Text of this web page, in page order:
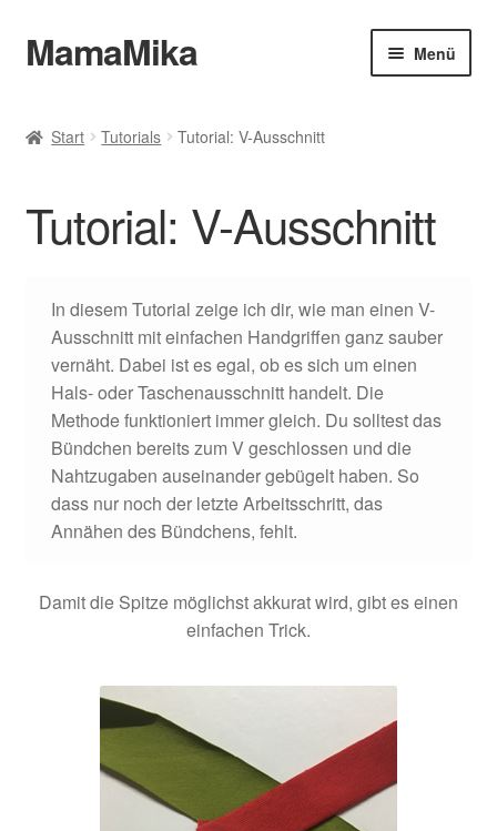
Zur
Navigation
Zum
Inhalt
MamaMika Menü
Datenschutz
Versand & Lieferung
Impressum
Start Tutorials Tutorial: V-Ausschnitt
Tutorial: V-Ausschnitt
In diesem Tutorial zeige ich dir, wie man einen V-
Ausschnitt mit einfachen Handgriffen ganz sauber
vernäht. Dabei ist es egal, ob es sich um einen
Hals- oder Taschenausschnitt handelt. Die
Methode funktioniert immer gleich. Du solltest das
Bündchen bereits zum V geschlossen und die
Nahtzugaben auseinander gebügelt haben. So
dass nur noch der letzte Arbeitsschritt, das
Annähen des Bündchens, fehlt.
Damit die Spitze möglichst akkurat wird, gibt es einen
einfachen Trick.